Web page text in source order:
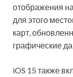
отображения
для этого
карт,
графические
iOS 15 также